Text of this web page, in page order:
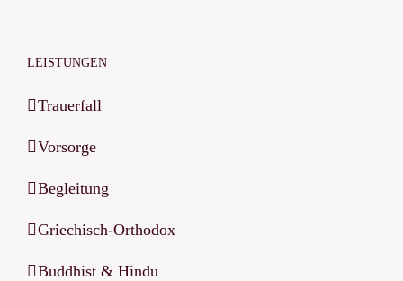
LEISTUNGEN
Trauerfall
Vorsorge
Begleitung
Griechisch-Orthodox
Buddhist & Hindu